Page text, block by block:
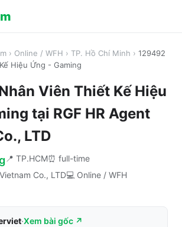
› Online / WFH › TP. Hồ Chí Minh › 129492
Hiệu Ứng - Gaming
Viên Thiết Kế Hiệu
tại RGF HR Agent
LTD
📍 TP.HCM⏰ full-time
Co., LTD💻 Online / WFH
·Xem bài gốc ↗